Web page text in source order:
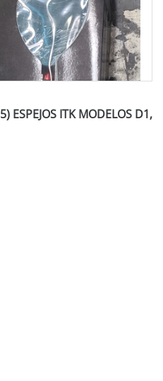
ESPEJOS ITK MODELOS D1,